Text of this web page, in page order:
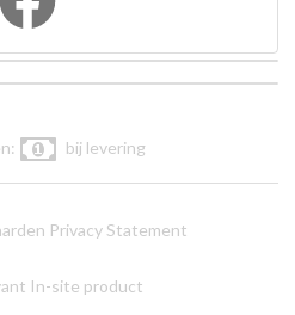
bij levering
Privacy Statement
In-site product